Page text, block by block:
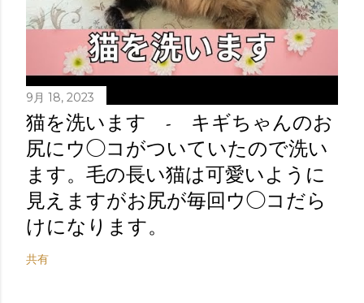
9月 18, 2023
猫を洗います - キギちゃんのお
尻にウ◯コがついていたので洗い
ます。毛の長い猫は可愛いように
見えますがお尻が毎回ウ◯コだら
けになります。
共有